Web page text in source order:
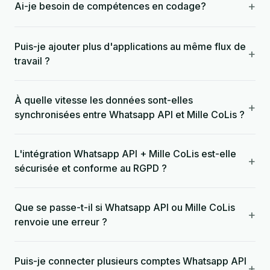
Ai-je besoin de compétences en codage? +
Puis-je ajouter plus d'applications au même flux de
travail ?
+
À quelle vitesse les données sont-elles
synchronisées entre Whatsapp API et Mille CoLis ? +
L'intégration Whatsapp API + Mille CoLis est-elle
sécurisée et conforme au RGPD ?
+
Que se passe-t-il si Whatsapp API ou Mille CoLis
renvoie une erreur ?
+
Puis-je connecter plusieurs comptes Whatsapp API